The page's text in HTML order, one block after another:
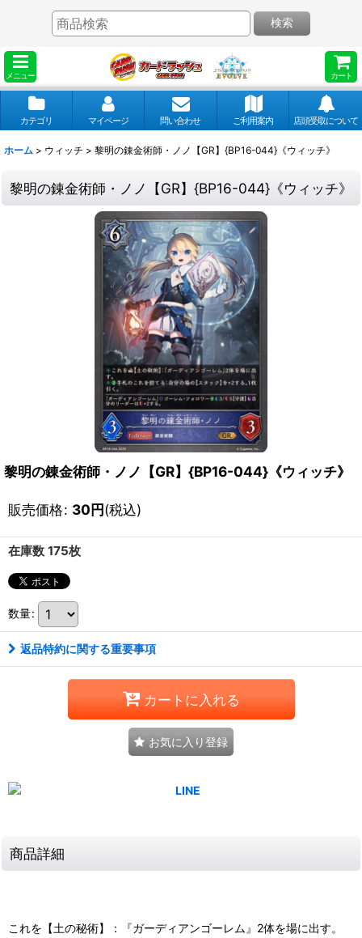
メニュー カート
検索
カテゴリ マイページ 問い合わせ ご利用案内 店頭受取について
ホーム > ウィッチ > 黎明の錬金術師・ノノ【GR】{BP16-044}《ウィッチ》
黎明の錬金術師・ノノ【GR】{BP16-044}《ウィッチ》
黎明の錬金術師・ノノ【GR】{BP16-044}《ウィッチ》
販売価格: 30円(税込)
在庫数 175枚
数量:
返品特約に関する重要事項
カートに入れる
お気に入り登録
商品詳細
これを【土の秘術】：『ガーディアンゴーレム』2体を場に出す。